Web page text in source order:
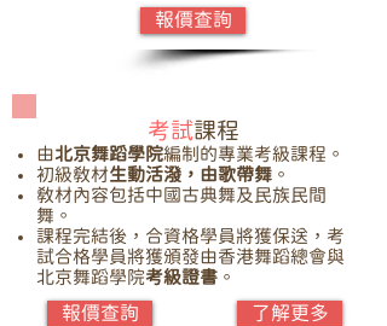
報價查詢
考試課程
由北京舞蹈學院編制的專業考級課程。
初級教材生動活潑，由歌帶舞 。
教材內容包括中國古典舞及民族民間
舞。
課程完結後，合資格學員將獲保送，考
試合格學員將獲頒發由香港舞蹈總會與
北京舞蹈學院考級證書 。
報價查詢 了解更多